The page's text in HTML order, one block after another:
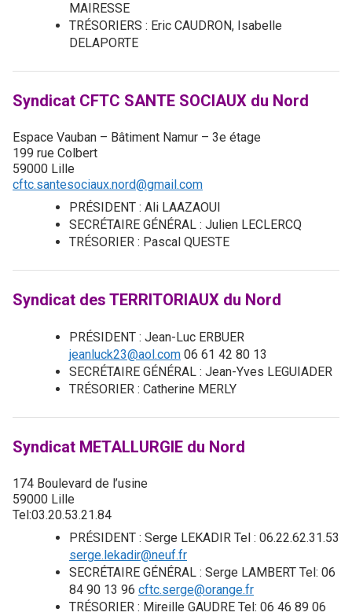
MAIRESSE
TRÉSORIERS : Eric CAUDRON, Isabelle
DELAPORTE
Syndicat CFTC SANTE SOCIAUX du Nord
Espace Vauban – Bâtiment Namur – 3e étage
199 rue Colbert
59000 Lille
cftc.santesociaux.nord@gmail.com
PRÉSIDENT : Ali LAAZAOUI
SECRÉTAIRE GÉNÉRAL : Julien LECLERCQ
TRÉSORIER : Pascal QUESTE
Syndicat des TERRITORIAUX du Nord
PRÉSIDENT : Jean-Luc ERBUER
jeanluck23@aol.com 06 61 42 80 13
SECRÉTAIRE GÉNÉRAL : Jean-Yves LEGUIADER
TRÉSORIER : Catherine MERLY
Syndicat METALLURGIE du Nord
174 Boulevard de l’usine
59000 Lille
Tel:03.20.53.21.84
PRÉSIDENT : Serge LEKADIR Tel : 06.22.62.31.53
serge.lekadir@neuf.fr
SECRÉTAIRE GÉNÉRAL : Serge LAMBERT Tel: 06
84 90 13 96 cftc.serge@orange.fr
TRÉSORIER : Mireille GAUDRE Tel: 06 46 89 06